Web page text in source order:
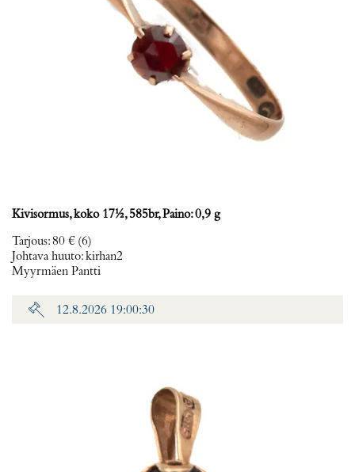
Kivisormus, koko 17½, 585br, Paino: 0,9 g
Tarjous:80 € (6)
Johtava huuto:kirhan2
Myyrmäen Pantti
12.8.2026 19:00:30